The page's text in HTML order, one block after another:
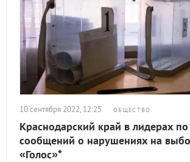
10 сентября 2022, 12:25 ОБЩЕСТВО
Краснодарский край в лидерах по
сообщений о нарушениях на
«Голос»*